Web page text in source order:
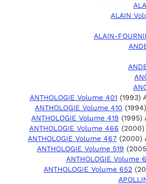
ALAIN
ALAIN-
ANTHOLOGIE Volume 401 (1993)
ANTHOLOGIE Volume 410
ANTHOLOGIE Volume 419
ANTHOLOGIE Volume 466
ANTHOLOGIE Volume 467 (2000)
ANTHOLOGIE Volume 519
ANTHOLOGIE Volume
ANTHOLOGIE Volume 652